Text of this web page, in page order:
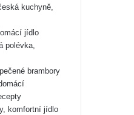
kuchyně,
jídlo
polévka,
brambory
komfortní jídlo